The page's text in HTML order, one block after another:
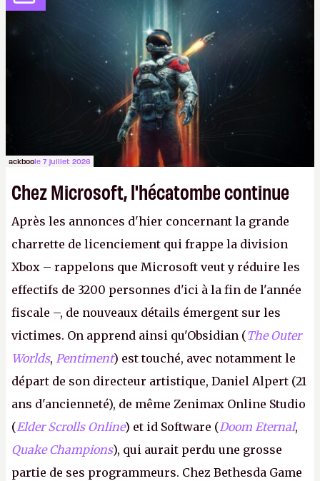
peut-être sur
Fallout Football ou
Fallout vs. Les
Lapins Crétins) et l'Obsidian d'aujourd'hui n'est plus
le même studio qu'il y a 15 ans. Mais bon, OK, on
peut commencer à fantasmer.A.
ackboole 7 juillet 2026
Chez Microsoft, l'hécatombe continue
Après les annonces d'hier concernant la grande
charrette de licenciement qui frappe la division
Xbox – rappelons que Microsoft veut y réduire les
effectifs de 3200 personnes d'ici à la fin de l'année
fiscale –, de nouveaux détails émergent sur les
victimes. On apprend ainsi qu'Obsidian (The Outer
Worlds, Pentiment) est touché, avec notamment le
départ de son directeur artistique, Daniel Alpert (21
ans d'ancienneté), de même Zenimax Online Studio
(Elder Scrolls Online) et id Software (Doom Eternal,
Quake Champions), qui aurait perdu une grosse
partie de ses programmeurs. Chez Bethesda Game